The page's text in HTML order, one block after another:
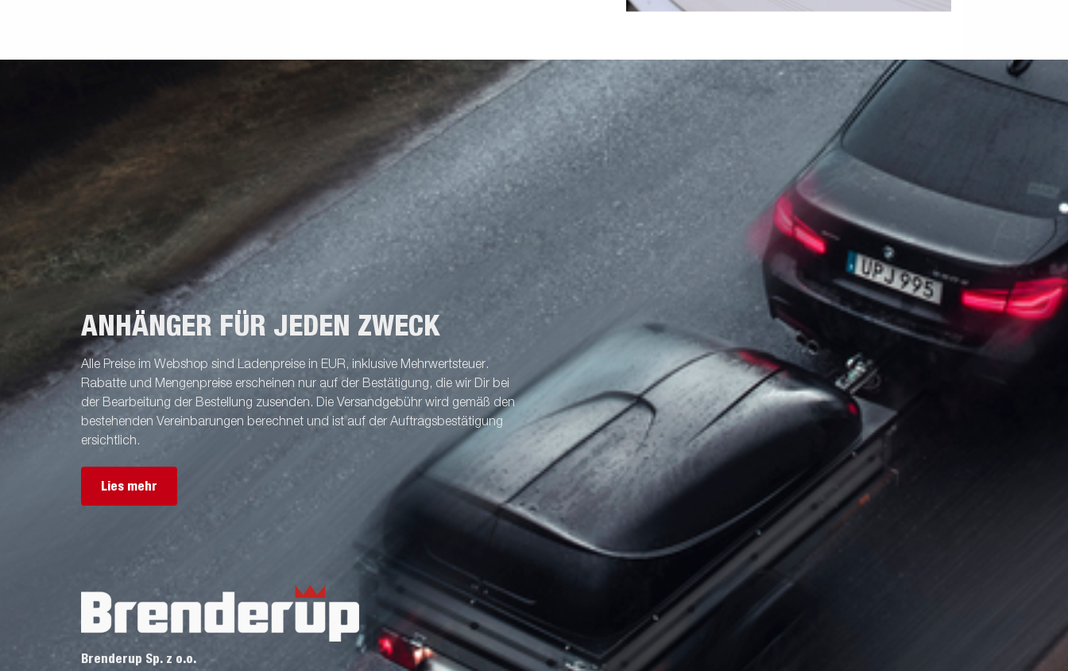
ANHÄNGER FÜR JEDEN ZWECK
Alle Preise im Webshop sind Ladenpreise in EUR, inklusive Mehrwertsteuer.
Rabatte und Mengenpreise erscheinen nur auf der Bestätigung, die wir Dir bei
der Bearbeitung der Bestellung zusenden. Die Versandgebühr wird gemäß den
bestehenden Vereinbarungen berechnet und ist auf der Auftragsbestätigung
ersichtlich.
Lies mehr
Brenderup Sp. z o.o.